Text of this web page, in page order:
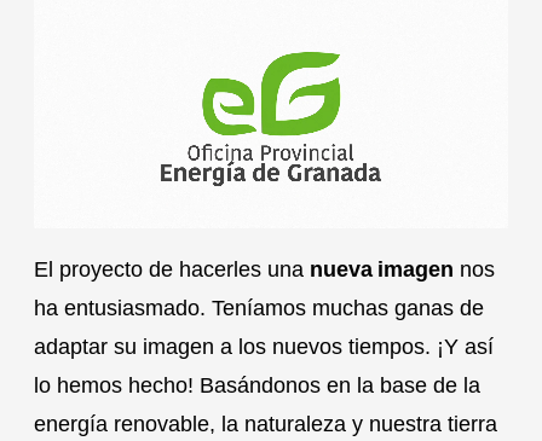
El proyecto de hacerles una nueva imagen nos
ha entusiasmado. Teníamos muchas ganas de
adaptar su imagen a los nuevos tiempos. ¡Y así
lo hemos hecho! Basándonos en la base de la
energía renovable, la naturaleza y nuestra tierra